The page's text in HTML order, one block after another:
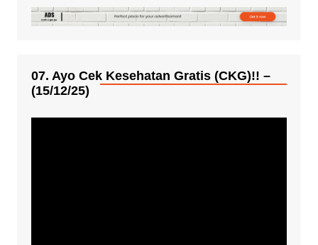
07. Ayo Cek Kesehatan Gratis (CKG)!! –
(15/12/25)